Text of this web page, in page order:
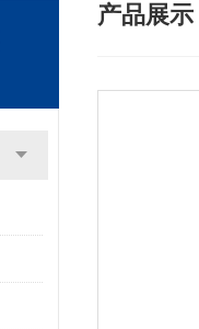
产品展示